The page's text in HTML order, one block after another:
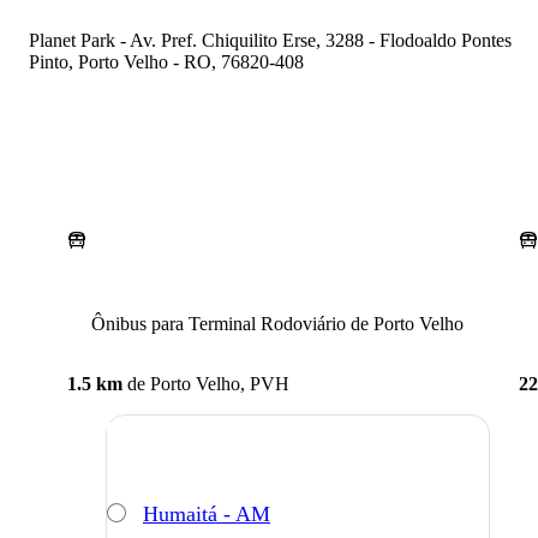
Planet Park - Av. Pref. Chiquilito Erse, 3288 - Flodoaldo Pontes
Pinto, Porto Velho - RO, 76820-408
Ônibus para Terminal Rodoviário de Porto Velho
1.5 km de Porto Velho, PVH
Humaitá - AM